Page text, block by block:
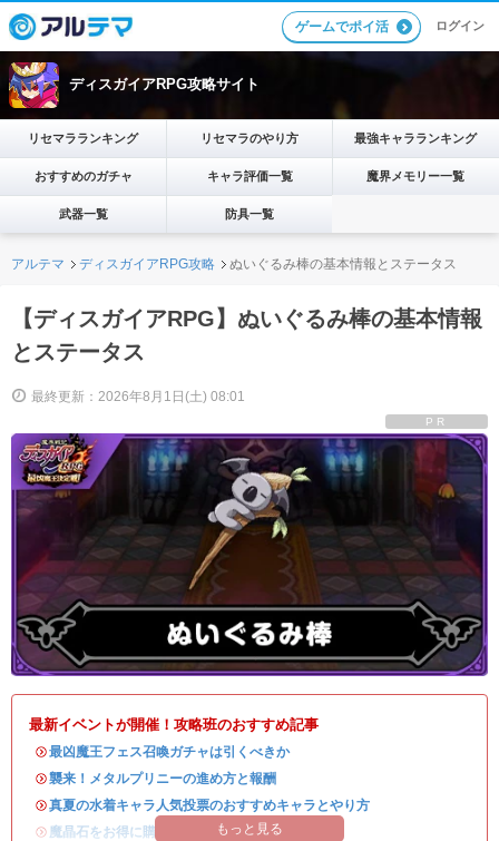
ゲームでポイ活 ログイン
ディスガイアRPG攻略サイト
リセマラランキング リセマラのやり方 最強キャラランキング
おすすめのガチャ キャラ評価一覧 魔界メモリー一覧
武器一覧 防具一覧
アルテマ ディスガイアRPG攻略 ぬいぐるみ棒の基本情報とステータス
【ディスガイアRPG】ぬいぐるみ棒の基本情報
とステータス
最終更新：2026年8月1日(土) 08:01
PR
最新イベントが開催！攻略班のおすすめ記事
・最凶魔王フェス召喚ガチャは引くべきか
・襲来！メタルプリニーの進め方と報酬
・真夏の水着キャラ人気投票のおすすめキャラとやり方
・ 魔晶石をお得に購入できる公式ショップが開設！
もっと見る